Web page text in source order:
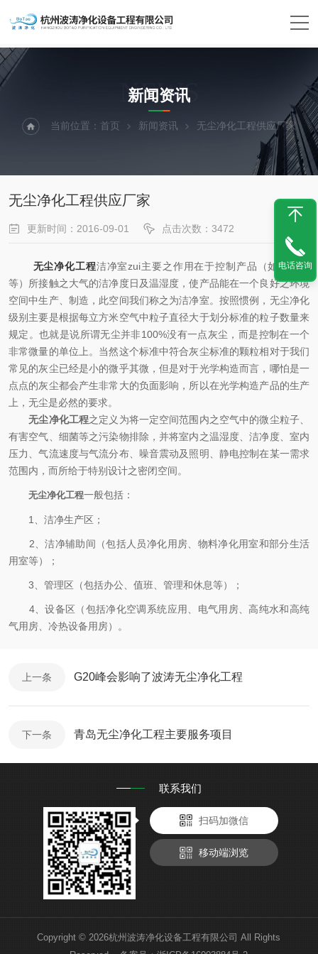
NEWS
新闻资讯
当前位置： 首页 新闻资讯 无尘净化工程供应厂家
无尘净化工程供应厂家
更新时间：2016-09-01 点击次数：3472
无尘净化工程洁净室zui主要之作用在于控制产品（如硅芯片
等）所接触之大气的洁净度日及温湿度，使产品能在一个良好之环境
空间中生产、制造，此空间我们称之为洁净室。按照惯例，无尘净化
级别主要是根据每立方米空气中粒子直径大于划分标准的粒子数量来
规定。也就是说所谓无尘并非100%没有一点灰尘，而是控制在一个
非常微量的单位上。当然这个标准中符合灰尘标准的颗粒相对于我们
常见的灰尘已经是小的微乎其微，但是对于光学构造而言，哪怕是一
点点的灰尘都会产生非常大的负面影响，所以在光学构造产品的生产
上，无尘是必然的要求。
无尘净化工程之定义为将一定空间范围内之空气中的微尘粒子、
有害空气、细菌等之污染物排除，并将室内之温湿度、洁净度、室内
压力、气流速度与气流分布、噪音震动及照明、静电控制在某一需求
范围内，而所给于特别设计之密闭空间。
无尘净化工程一般包括：
1、洁净生产区；
2、洁净辅助间（包括人员净化用房、物料净化用室和部分生活
用室等）；
3、管理区（包括办公、值班、管理和休息等）；
4、设备区（包括净化空调系统应用、电气用房、高纯水和高纯
气用房、冷热设备用房）。
上一条 G20峰会影响了波涛无尘净化工程
下一条 青岛无尘净化工程主要服务项目
联系我们
扫码加微信
移动端浏览
Copyright © 2026杭州波涛净化设备工程有限公司 All Rights
电话咨询